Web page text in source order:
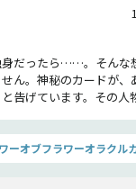
身だったら……。そんな
ん。神秘のカードが、
告げています。その人
ーオブフラワーオラクル